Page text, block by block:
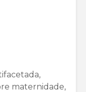
maternidade,